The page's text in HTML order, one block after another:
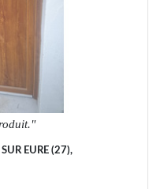
EURE (27),